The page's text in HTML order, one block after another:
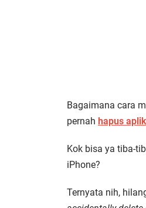
Bagaimana cara
pernah hapus
Kok bisa ya tiba-
iPhone?
Ternyata nih,